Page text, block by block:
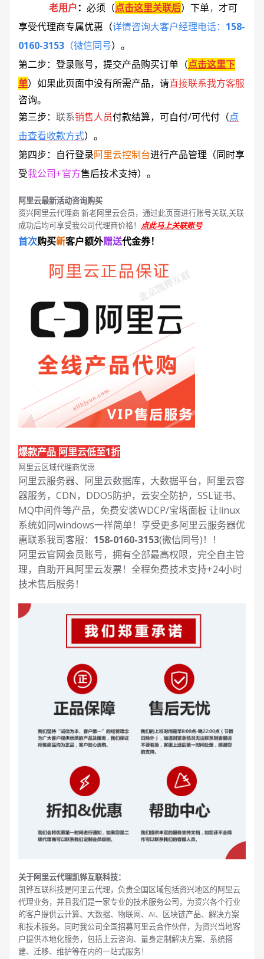
老用户： 必须 （点击这里关联后） 下单， 才可
享受代理商专属优惠 （详情咨询大客户经理电话： 158-
0160-3153 （微信同号） 。
第二步：登录账号，提交产品购买订单（点击这里下
单） 如果此页面中没有所需产品，请直接联系我方客服
咨询。
第三步： 联系销售人员付款结算，可自付/可代付（点
击查看收款方式）。
第四步：自行登录阿里云控制台进行产品管理（同时享
受我公司+官方售后技术支持）。
阿里云最新活动咨询购买
资兴阿里云代理商 新老阿里云会员，通过此页面进行账号关联,关联
成功后均可享受我公司代理商价格！ 点此马上关联账号
首次购买新客户额外赠送代金券！
爆款产品 阿里云低至1折
阿里云区域代理商优惠
阿里云服务器、阿里云数据库，大数据平台，阿里云容
器服务，CDN，DDOS防护，云安全防护，SSL证书、
MQ中间件等产品，免费安装WDCP/宝塔面板 让linux
系统如同windows一样简单！享受更多阿里云服务器优
惠联系我司客服： 158-0160-3153(微信同号)！！
阿里云官网会员账号，拥有全部最高权限，完全自主管
理，自助开具阿里云发票！全程免费技术支持+24小时
技术售后服务！
关于阿里云代理凯铧互联科技：
凯铧互联科技是阿里云代理，负责全国区域包括资兴地区的阿里云
代理业务，并且我们是一家专业的技术服务公司，为资兴各个行业
的客户提供云计算、大数据、物联网、AI、区块链产品、解决方案
和技术服务。同时我公司全国招募阿里云合作伙伴，为资兴当地客
户提供本地化服务，包括上云咨询、量身定制解决方案、系统搭
建、迁移、维护等在内的一站式服务！